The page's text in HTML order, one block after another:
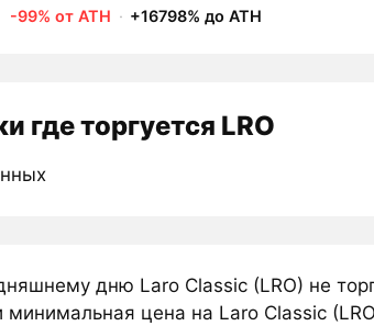
-99% от ATH · +16798% до ATH
где торгуется LRO
дню Laro Classic (LRO) не
минимальная цена на Laro Classic